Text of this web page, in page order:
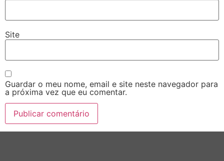
Site
Guardar o meu nome, email e site neste navegador para
a próxima vez que eu comentar.